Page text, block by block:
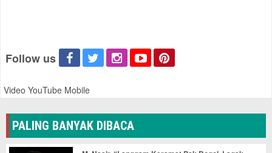
Follow us
Video YouTube Mobile
PALING BANYAK DIBACA